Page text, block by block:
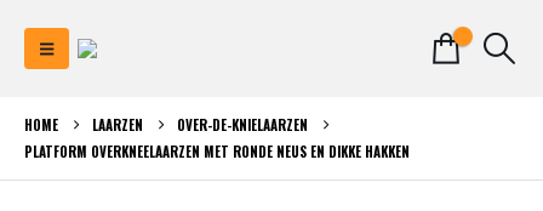
HOME LAARZEN
OVER-DE-KNIELAARZEN
PLATFORM OVERKNEELAARZEN MET RONDE NEUS EN DIKKE HAKKEN